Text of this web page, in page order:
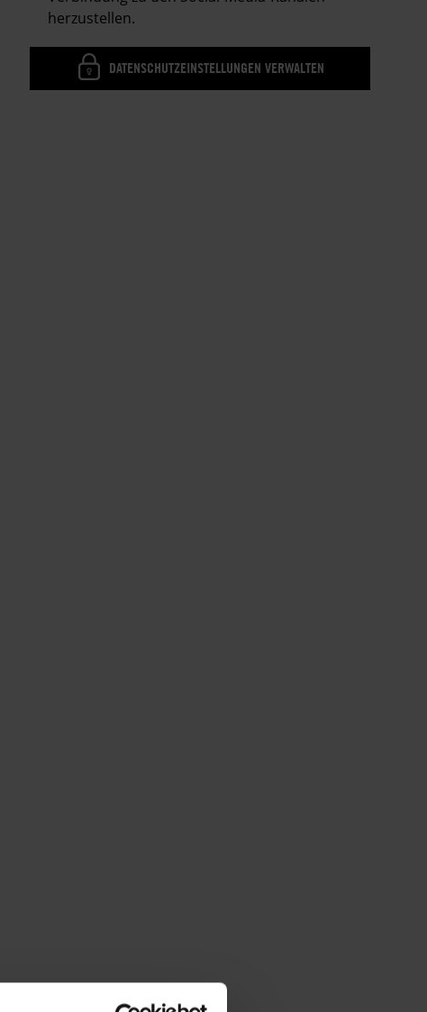
herzustellen.
DATENSCHUTZEINSTELLUNGEN VERWALTEN